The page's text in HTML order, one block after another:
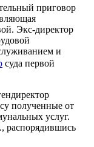
приговор
Экс-директор
и
суда первой
полученные от
услуг.
распорядившись